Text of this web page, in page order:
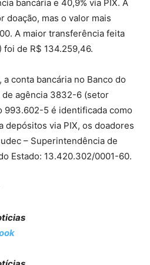
bancária e 40,9% via PIX. A
doação, mas o valor mais
A maior transferência feita
de R$ 134.259,46.
conta bancária no Banco do
agência 3832-6 (setor
993.602-5 é identificada como
depósitos via PIX, os doadores
– Superintendência de
Estado: 13.420.302/0001-60.